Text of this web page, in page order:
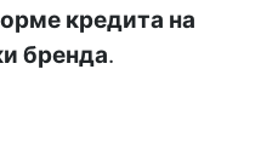
кредита на
бренда.